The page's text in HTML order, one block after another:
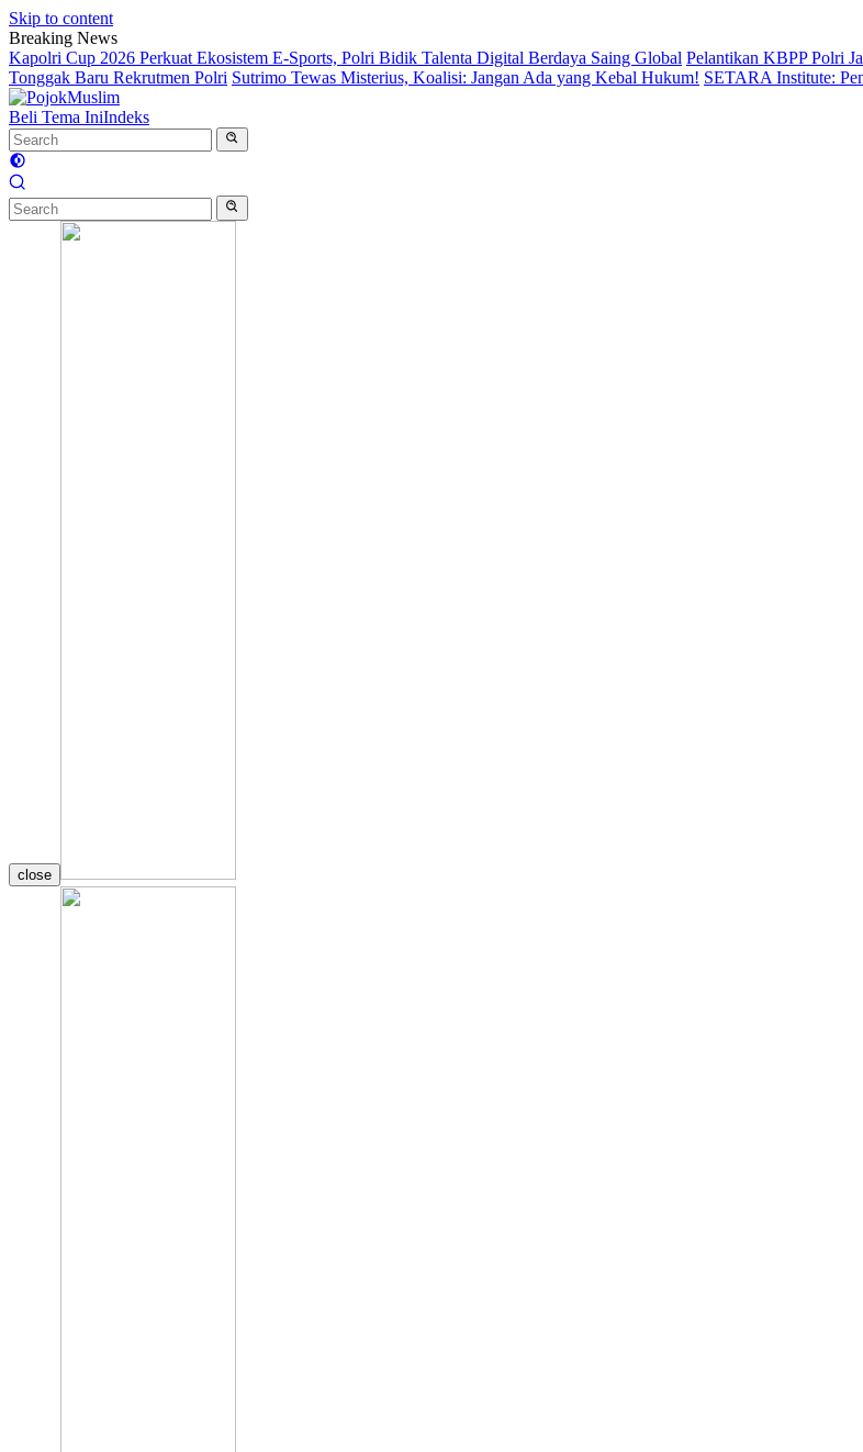
Skip to content
Breaking News
Kapolri Cup 2026 Perkuat Ekosistem E-Sports, Polri Bidik Talenta Digital Berdaya Saing Global Pelantikan KBPP Polri
Tonggak Baru Rekrutmen Polri Sutrimo Tewas Misterius, Koalisi: Jangan Ada yang Kebal Hukum! SETARA Institute:
Beli Tema IniIndeks
close